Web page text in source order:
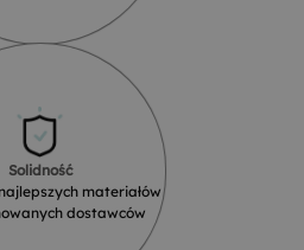
Solidność
materiałów
dostawców